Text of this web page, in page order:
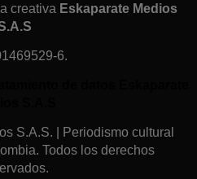
creativa Eskaparate Medios
6.
S.A.S. | Periodismo cultural
Todos los derechos